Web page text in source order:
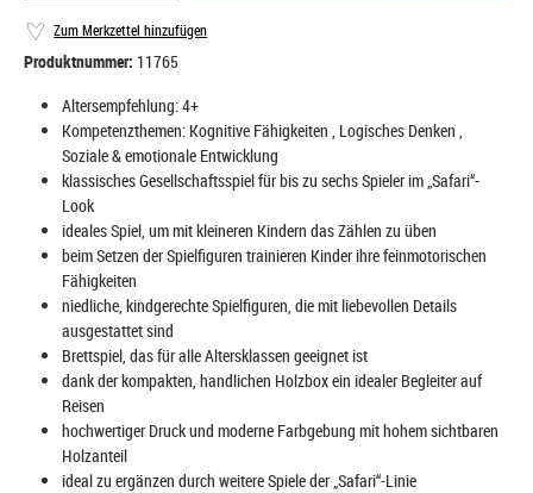
Zum Merkzettel hinzufügen
Produktnummer: 11765
Altersempfehlung:4+
Kompetenzthemen: Kognitive Fähigkeiten , Logisches Denken
Soziale & emotionale Entwicklung
klassisches Gesellschaftsspiel für bis zu sechs Spieler im „Safari“-
Look
ideales Spiel, um mit kleineren Kindern das Zählen zu üben
beim Setzen der Spielfiguren trainieren Kinder ihre feinmotorischen
Fähigkeiten
niedliche, kindgerechte Spielfiguren, die mit liebevollen Details
ausgestattet sind
Brettspiel, das für alle Altersklassen geeignet ist
dank der kompakten, handlichen Holzbox ein idealer Begleiter auf
Reisen
hochwertiger Druck und moderne Farbgebung mit hohem sichtbaren
Holzanteil
ideal zu ergänzen durch weitere Spiele der „Safari“-Linie